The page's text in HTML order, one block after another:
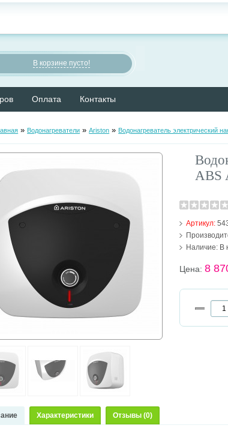
В корзине пусто!
Оплата Контакты
» Водонагреватели »Ariston » Водонагреватель электрический
ABS
Артикул:
Наличие: В
Цена:8
Характеристики Отзывы (0)